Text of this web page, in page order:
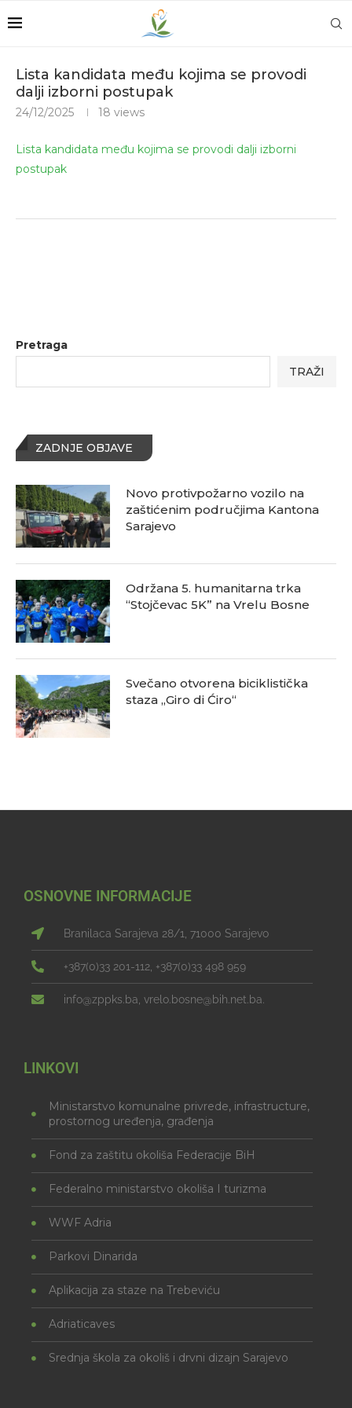
Lista kandidata među kojima se provodi
dalji izborni postupak
24/12/2025 18 views
Lista kandidata među kojima se provodi dalji izborni
postupak
Pretraga
TRAŽI
ZADNJE OBJAVE
Novo protivpožarno vozilo na
zaštićenim područjima Kantona
Sarajevo
Održana 5. humanitarna trka
“Stojčevac 5K” na Vrelu Bosne
Svečano otvorena biciklistička
staza „Giro di Ćiro“
OSNOVNE INFORMACIJE
Branilaca Sarajeva 28/1, 71000 Sarajevo
+387(0)33 201-112, +387(0)33 498 959
info@zppks.ba, vrelo.bosne@bih.net.ba.
LINKOVI
Ministarstvo komunalne privrede, infrastructure,
prostornog uređenja, građenja
Fond za zaštitu okoliša Federacije BiH
Federalno ministarstvo okoliša I turizma
WWF Adria
Parkovi Dinarida
Aplikacija za staze na Trebeviću
Adriaticaves
Srednja škola za okoliš i drvni dizajn Sarajevo